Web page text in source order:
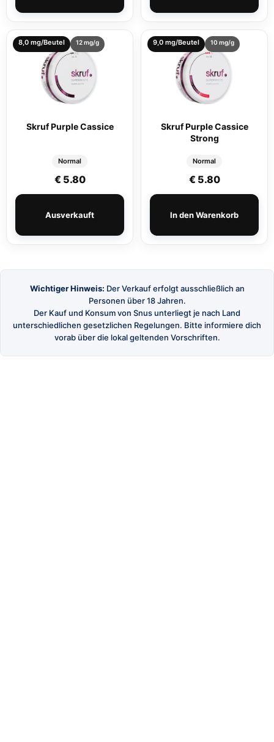
8,0 mg/Beutel 12 mg/g
Skruf Purple Cassice
Normal
€ 5.80
Ausverkauft
9,0 mg/Beutel 10 mg/g
Skruf Purple Cassice
Strong
Normal
€ 5.80
In den Warenkorb
Wichtiger Hinweis: Der Verkauf erfolgt ausschließlich an
Personen über 18 Jahren.
Der Kauf und Konsum von Snus unterliegt je nach Land
unterschiedlichen gesetzlichen Regelungen. Bitte informiere dich
vorab über die lokal geltenden Vorschriften.